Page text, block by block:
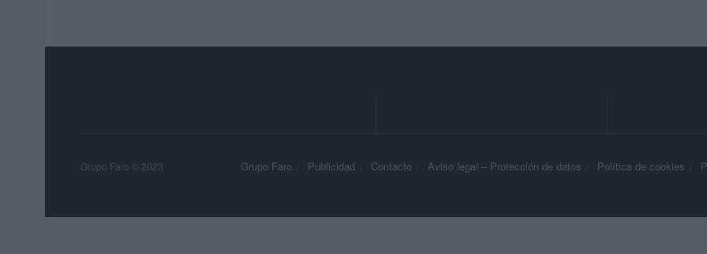
Grupo Faro Publicidad Contacto Aviso legal – Protección de datos Política de cookies
Grupo Faro © 2023